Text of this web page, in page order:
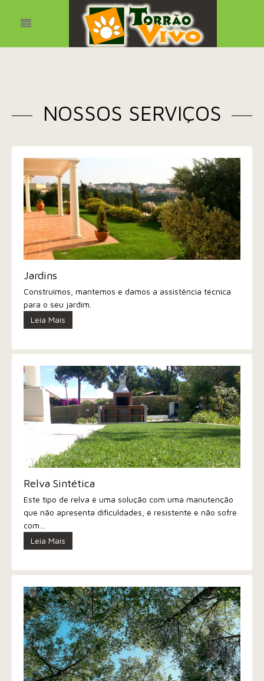
NOSSOS SERVIÇOS
Jardins
Construímos, mantemos e damos a assistência técnica
para o seu jardim.
Leia Mais
Relva Sintética
Este tipo de relva é uma solução com uma manutenção
que não apresenta dificuldades, é resistente e não sofre
com
Leia Mais